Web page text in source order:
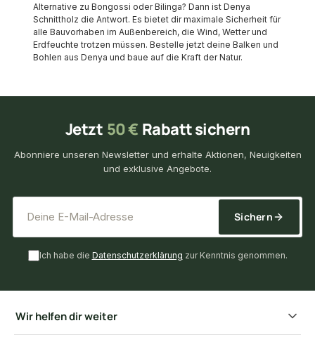
Alternative zu Bongossi oder Bilinga? Dann ist Denya
Schnittholz die Antwort. Es bietet dir maximale Sicherheit für
alle Bauvorhaben im Außenbereich, die Wind, Wetter und
Erdfeuchte trotzen müssen. Bestelle jetzt deine Balken und
Bohlen aus Denya und baue auf die Kraft der Natur.
Jetzt 50 € Rabatt sichern
Abonniere unseren Newsletter und erhalte Aktionen, Neuigkeiten
und exklusive Angebote.
Sichern
Ich habe die Datenschutzerklärung zur Kenntnis genommen.
Wir helfen dir weiter